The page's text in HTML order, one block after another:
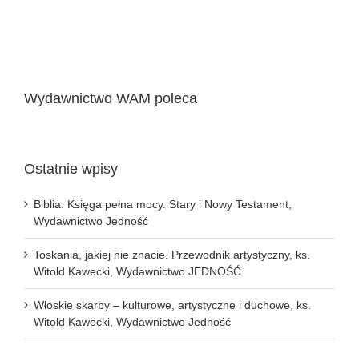
Wydawnictwo WAM poleca
Ostatnie wpisy
Biblia. Księga pełna mocy. Stary i Nowy Testament,
Wydawnictwo Jedność
Toskania, jakiej nie znacie. Przewodnik artystyczny, ks.
Witold Kawecki, Wydawnictwo JEDNOŚĆ
Włoskie skarby – kulturowe, artystyczne i duchowe, ks.
Witold Kawecki, Wydawnictwo Jedność